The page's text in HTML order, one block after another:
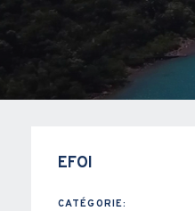
EFOI
CATÉGORIE: